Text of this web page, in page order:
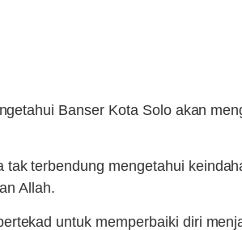
Banser Kota Solo akan
terbendung mengetahui
Allah.
untuk memperbaiki diri